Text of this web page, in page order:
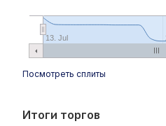
13. Jul
Посмотреть сплиты
Итоги торгов